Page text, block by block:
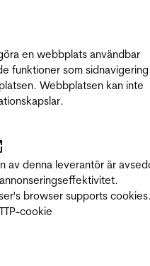
en webbplats användbar
funktioner som
Webbplatsen kan inte
av denna leverantör är
browser supports
cookie